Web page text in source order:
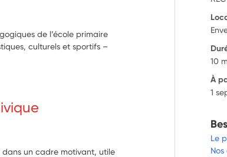
de l’école primaire
culturels et sportifs –
un cadre motivant, utile
10
À
1
Le